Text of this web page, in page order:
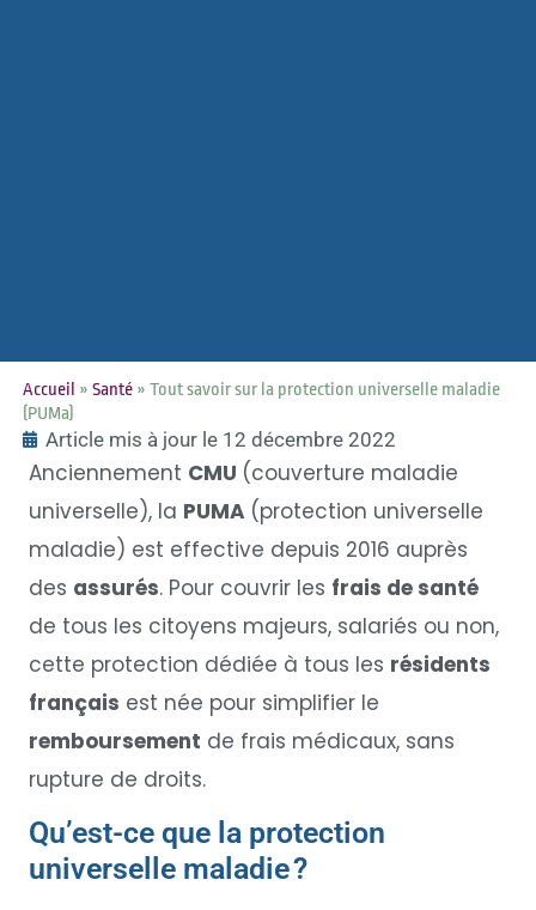
Accueil » Santé» Tout savoir sur la protection universelle maladie
(PUMa)
Article mis à jour le 12 décembre 2022
Anciennement CMU (couverture maladie
universelle), la PUMA (protection universelle
maladie) est effective depuis 2016 auprès
des assurés. Pour couvrir les frais de santé
de tous les citoyens majeurs, salariés ou non,
cette protection dédiée à tous les résidents
français est née pour simplifier le
remboursement de frais médicaux, sans
rupture de droits.
Qu’est-ce que la protection
universelle maladie ?